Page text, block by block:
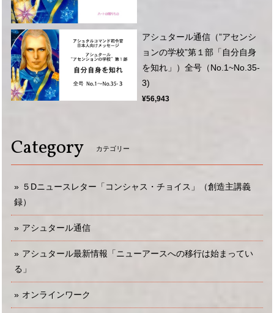
アシュタール通信（”アセンシ
ョンの学校”第１部「自分自身
を知れ」）全号（No.1~No.35-
3)
¥56,943
Category カテゴリー
５Dニュースレター「コンシャス・チョイス」（創造主講義
録）
アシュタール通信
アシュタール最新情報「ニューアースへの移行は始まってい
る」
オンラインワーク